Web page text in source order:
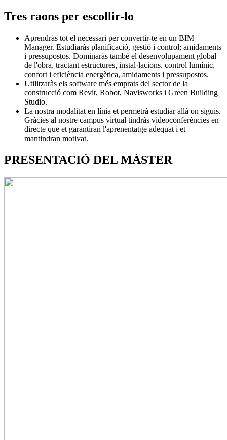
Tres raons per escollir-lo
Aprendràs tot el necessari per convertir-te en un BIM
Manager. Estudiaràs planificació, gestió i control; amidaments
i pressupostos. Dominaràs també el desenvolupament global
de l'obra, tractant estructures, instal·lacions, control lumínic,
confort i eficiència energètica, amidaments i pressupostos.
Utilitzaràs els software més emprats del sector de la
construcció com Revit, Robot, Navisworks i Green Building
Studio.
La nostra modalitat en línia et permetrà estudiar allà on siguis.
Gràcies al nostre campus virtual tindràs videoconferències en
directe que et garantiran l'aprenentatge adequat i et
mantindran motivat.
PRESENTACIÓ DEL MÀSTER